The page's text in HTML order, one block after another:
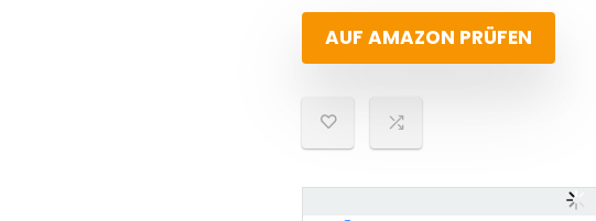
AUF AMAZON PRÜFEN